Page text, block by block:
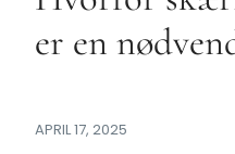
er en
APRIL 17, 2025